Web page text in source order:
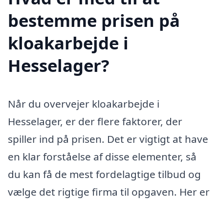
bestemme prisen på
kloakarbejde i
Hesselager?
Når du overvejer kloakarbejde i
Hesselager, er der flere faktorer, der
spiller ind på prisen. Det er vigtigt at have
en klar forståelse af disse elementer, så
du kan få de mest fordelagtige tilbud og
vælge det rigtige firma til opgaven. Her er